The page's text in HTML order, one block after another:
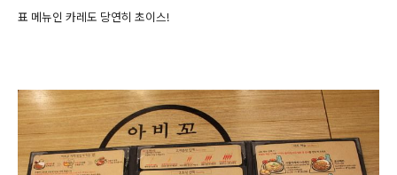
표 메뉴인 카레도 당연히 초이스!